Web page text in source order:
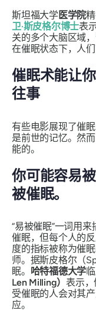
斯坦福大学医学院
卫·斯皮格尔博士表
关的多个大脑区域
在催眠状态下，人
催眠术能让
往事
有些电影展现了催
是前世的记忆。然
能的。
你可能容易
被催眠。
“易被催眠”一词用
催眠，但每个人的
度的指标被称为催
师。据斯皮格尔（
眠。 哈特福德大学
Len Milling）表示
受催眠的人会对其
应。